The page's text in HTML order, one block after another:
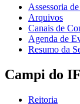
Assessoria
Arquivos
Canais de
Agenda de
Resumo da
Campi do
Reitoria